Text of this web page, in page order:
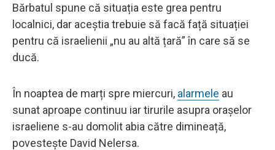
Bărbatul spune că situația este grea pentru
localnici, dar aceștia trebuie să facă față situației
pentru că israelienii „nu au altă țară” în care să se
ducă.
În noaptea de marți spre miercuri, alarmele au
sunat aproape continuu iar tirurile asupra orașelor
israeliene s-au domolit abia către dimineață,
povestește David Nelersa.